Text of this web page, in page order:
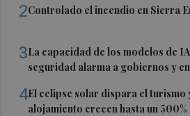
2Controlado el incendio en Sierra
3La capacidad de los modelos de
seguridad alarma a gobiernos y
4El eclipse solar dispara el turismo
alojamiento crecen hasta un 500%